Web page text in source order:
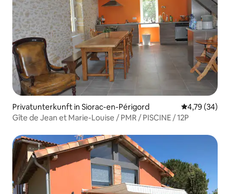
Privatunterkunft in Siorac-en-Périgord
4,79 (34)
Gîte de Jean et Marie-Louise / PMR / PISCINE / 12P